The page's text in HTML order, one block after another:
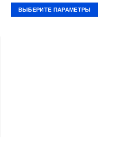
ВЫБЕРИТЕ ПАРАМЕТРЫ